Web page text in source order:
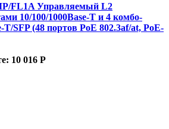
FL1A Управляемый L2
10/100/1000Base-T и 4 комбо-
T/SFP (48 портов PoE 802.3af/at, PoE-
10 016 Р